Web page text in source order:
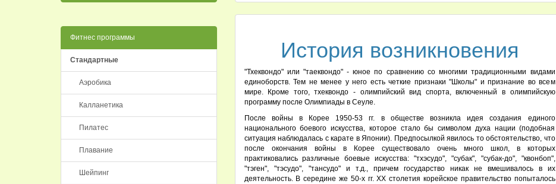
Фитнес программы
Стандартные
Аэробика
Калланетика
Пилатес
Плавание
Шейпинг
История возникновения
"Тхеквондо" или "таеквондо" - юное по сравнению со многими традиционными видами
единоборств. Тем не менее у него есть четкие признаки "Школы" и признание во всем
мире. Кроме того, тхеквондо - олимпийский вид спорта, включенный в олимпийскую
программу после Олимпиады в Сеуле.
После войны в Корее 1950-53 гг. в обществе возникла идея создания единого
национального боевого искусства, которое стало бы символом духа нации (подобная
ситуация наблюдалась с карате в Японии). Предпосылкой явилось то обстоятельство, что
после окончания войны в Корее существовало очень много школ, в которых
практиковались различные боевые искусства: "тхэсудо", "субак", "субак-до", "квонбоп",
"тэген", "тэсудо", "тансудо" и т.д., причем государство никак не вмешивалось в их
деятельность. В середине же 50-х гг. XX столетия корейское правительство попыталось